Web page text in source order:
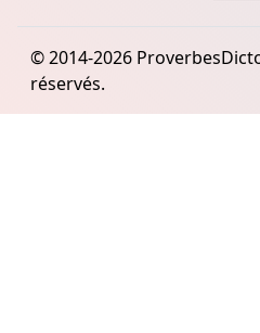
© 2014-2026
réservés.